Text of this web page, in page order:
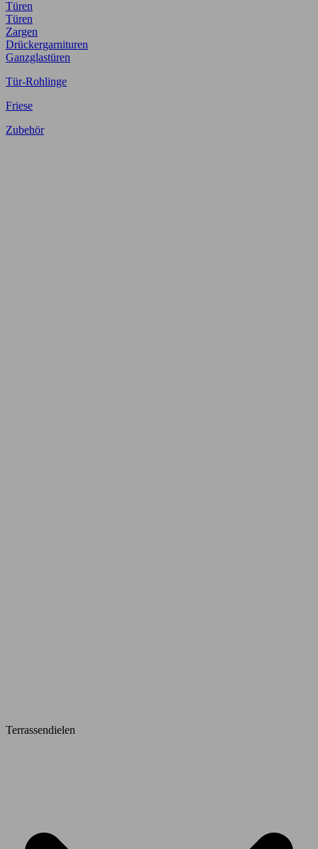
Türen
Türen
Zargen
Drückergarnituren
Ganzglastüren
Tür-Rohlinge
Friese
Zubehör
Terrassendielen